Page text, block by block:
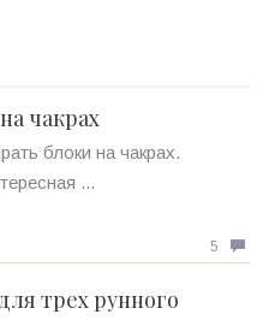
чакрах
блоки на чакрах.
...
5
трех рунного